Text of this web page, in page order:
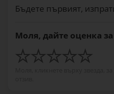
Бъдете първият,
Моля, дайте оценка